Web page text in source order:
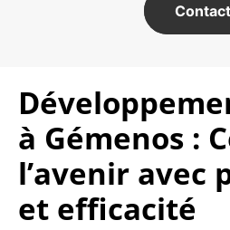
Contact
à Gémenos :
l’avenir avec
et efficacité